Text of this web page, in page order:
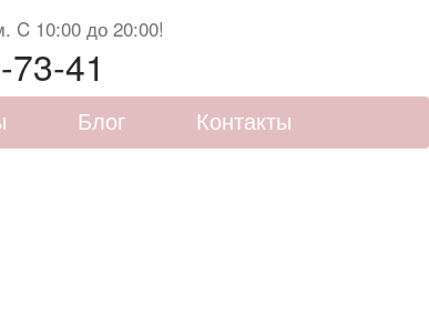
C 10:00 до 20:00!
41
Блог Контакты